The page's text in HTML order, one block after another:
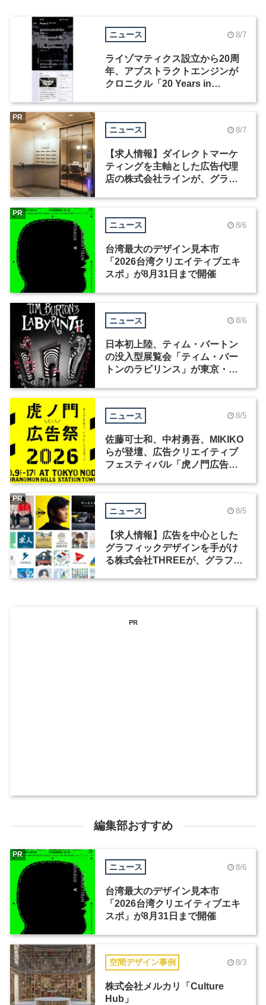
ニュース 8/7
ライゾマティクス設立から20周
年、アブストラクトエンジンが
クロニクル「20 Years in
ニュース 8/7
【求人情報】ダイレクトマーケ
ティングを主軸とした広告代理
店の株式会社ラインが、グラフ
PR
ニュース 8/6
台湾最大のデザイン見本市
「2026台湾クリエイティブエキ
スポ」が8月31日まで開催
PR
ニュース 8/6
日本初上陸、ティム・バートン
の没入型展覧会「ティム・バー
トンのラビリンス」が東京・豊
ニュース 8/5
佐藤可士和、中村勇吾、MIKIKO
らが登壇、広告クリエイティブ
フェスティバル「虎ノ門広告
ニュース 8/5
【求人情報】広告を中心とした
グラフィックデザインを手がけ
る株式会社THREEが、グラフィ
PR
PR
編集部おすすめ
ニュース 8/6
台湾最大のデザイン見本市
「2026台湾クリエイティブエキ
スポ」が8月31日まで開催
PR
空間デザイン事例 8/3
株式会社メルカリ「Culture
Hub」